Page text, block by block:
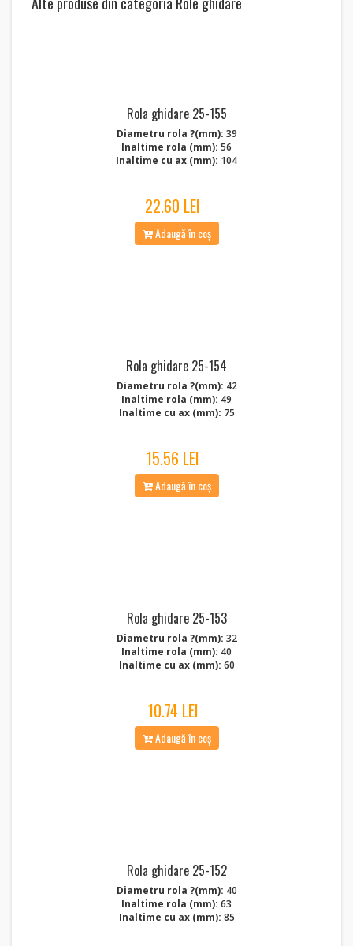
Rola ghidare 25-155
Diametru rola ?(mm): 39
Inaltime rola (mm): 56
Inaltime cu ax (mm): 104
22.60 LEI
Adaugă în coș
Rola ghidare 25-154
Diametru rola ?(mm): 42
Inaltime rola (mm): 49
Inaltime cu ax (mm): 75
15.56 LEI
Adaugă în coș
Rola ghidare 25-153
Diametru rola ?(mm): 32
Inaltime rola (mm): 40
Inaltime cu ax (mm): 60
10.74 LEI
Adaugă în coș
Rola ghidare 25-152
Diametru rola ?(mm): 40
Inaltime rola (mm): 63
Inaltime cu ax (mm): 85